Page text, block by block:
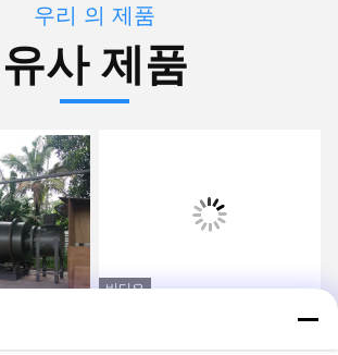
우리 의 제품
유사 제품
모래 드
를 실린
비디오
이동할 수 있는 모래 건조
기 기계 연료 석탄 가스 디